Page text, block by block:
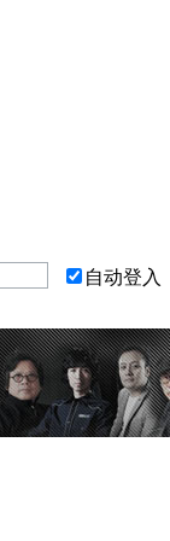
自动登入